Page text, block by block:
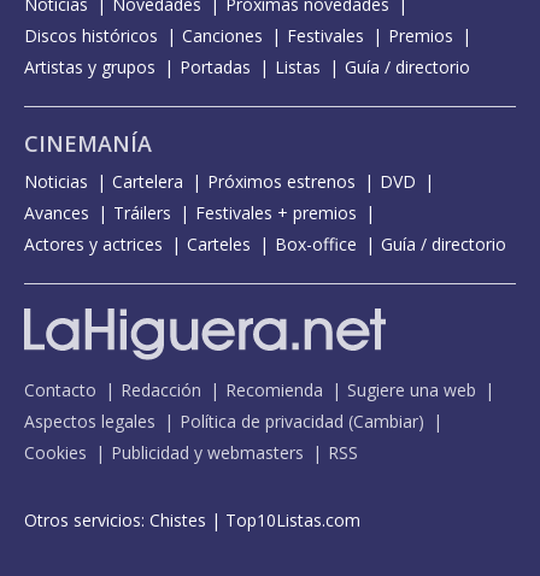
Discos históricos
Canciones Festivales
Premios
Artistas y grupos
Portadas Listas Guía / directorio
CINEMANÍA
Noticias Cartelera Próximos estrenos
DVD
Avances
Tráilers
Festivales + premios
Actores y actrices
Carteles Box-office Guía / directorio
Contacto Redacción Recomienda
Sugiere una web
Aspectos legales
Política de privacidad (Cambiar)
Cookies
Publicidad y webmasters RSS
Otros servicios: Chistes | Top10Listas.com